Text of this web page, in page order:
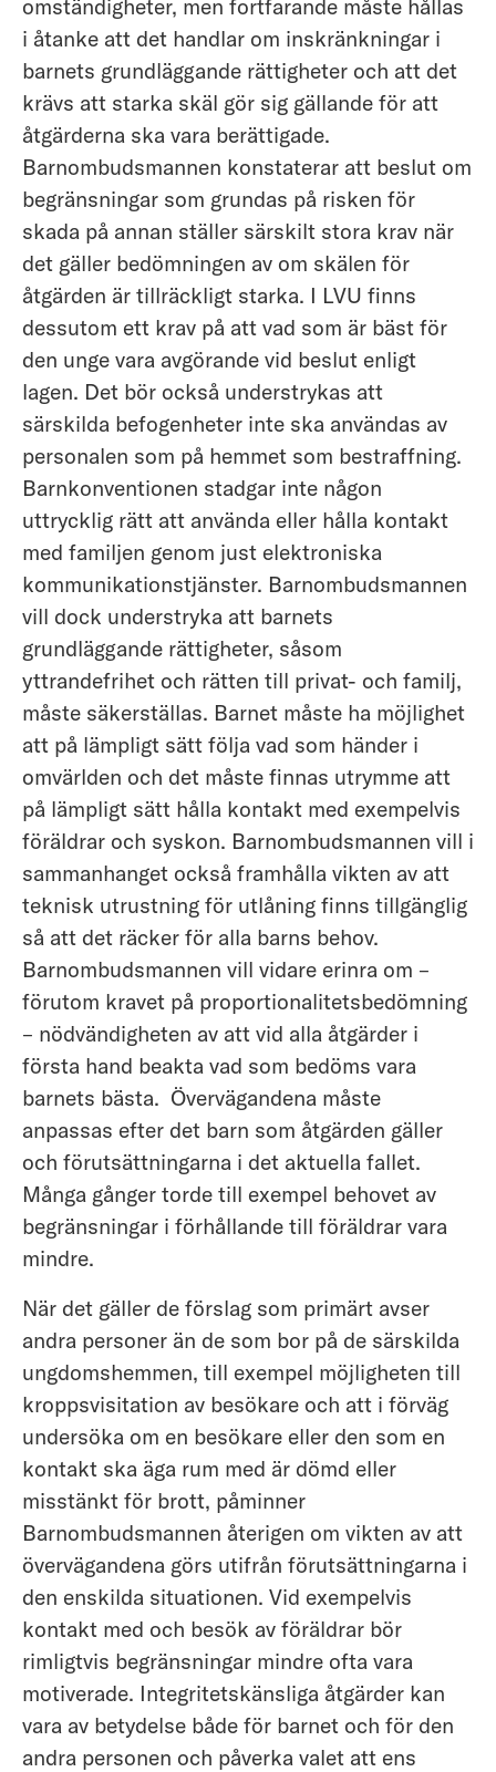
omständigheter, men fortfarande måste hållas
i åtanke att det handlar om inskränkningar i
barnets grundläggande rättigheter och att det
krävs att starka skäl gör sig gällande för att
åtgärderna ska vara berättigade.
Barnombudsmannen konstaterar att beslut om
begränsningar som grundas på risken för
skada på annan ställer särskilt stora krav när
det gäller bedömningen av om skälen för
åtgärden är tillräckligt starka. I LVU finns
dessutom ett krav på att vad som är bäst för
den unge vara avgörande vid beslut enligt
lagen. Det bör också understrykas att
särskilda befogenheter inte ska användas av
personalen som på hemmet som bestraffning.
Barnkonventionen stadgar inte någon
uttrycklig rätt att använda eller hålla kontakt
med familjen genom just elektroniska
kommunikationstjänster. Barnombudsmannen
vill dock understryka att barnets
grundläggande rättigheter, såsom
yttrandefrihet och rätten till privat- och familj,
måste säkerställas. Barnet måste ha möjlighet
att på lämpligt sätt följa vad som händer i
omvärlden och det måste finnas utrymme att
på lämpligt sätt hålla kontakt med exempelvis
föräldrar och syskon. Barnombudsmannen vill i
sammanhanget också framhålla vikten av att
teknisk utrustning för utlåning finns tillgänglig
så att det räcker för alla barns behov.
Barnombudsmannen vill vidare erinra om –
förutom kravet på proportionalitetsbedömning
– nödvändigheten av att vid alla åtgärder i
första hand beakta vad som bedöms vara
barnets bästa. Övervägandena måste
anpassas efter det barn som åtgärden gäller
och förutsättningarna i det aktuella fallet.
Många gånger torde till exempel behovet av
begränsningar i förhållande till föräldrar vara
mindre.
När det gäller de förslag som primärt avser
andra personer än de som bor på de särskilda
ungdomshemmen, till exempel möjligheten till
kroppsvisitation av besökare och att i förväg
undersöka om en besökare eller den som en
kontakt ska äga rum med är dömd eller
misstänkt för brott, påminner
Barnombudsmannen återigen om vikten av att
övervägandena görs utifrån förutsättningarna i
den enskilda situationen. Vid exempelvis
kontakt med och besök av föräldrar bör
rimligtvis begränsningar mindre ofta vara
motiverade. Integritetskänsliga åtgärder kan
vara av betydelse både för barnet och för den
andra personen och påverka valet att ens